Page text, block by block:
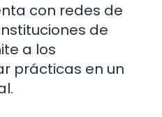
con redes de
de
a los
prácticas en un